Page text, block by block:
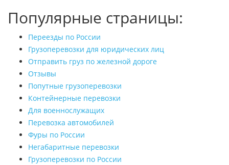
Популярные страницы:
Переезды по России
Грузоперевозки для юридических лиц
Отправить груз по железной дороге
Отзывы
Попутные грузоперевозки
Контейнерные перевозки
Для военнослужащих
Перевозка автомобилей
Фуры по России
Негабаритные перевозки
Грузоперевозки по России